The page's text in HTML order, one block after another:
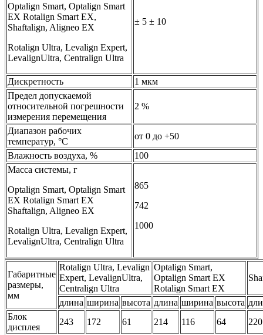
Optalign Smart, Optalign Smart
EX Rotalign Smart EX,
Shaftalign, Aligneo EX
Rotalign Ultra, Levalign Expert,
LevalignUltra, Centralign Ultra
± 5 ± 10
Дискретность
1 мкм
Предел допускаемой
относительной погрешности
измерения перемещения
2 %
Диапазон рабочих
температур, °С
от 0 до +50
Влажность воздуха, %
100
Масса системы, г
Optalign Smart, Optalign Smart
EX Rotalign Smart EX
Shaftalign, Aligneo EX
Rotalign Ultra, Levalign Expert,
LevalignUltra, Centralign Ultra
865
742
1000
Габаритные
размеры,
мм
Rotalign Ultra, Levalign
Expert, LevalignUltra,
Centralign Ultra
Optalign Smart,
Optalign Smart EX
Rotalign Smart EX
длина ширина высота длина ширина высота
Блок
дисплея
243 172 61 214 116 64
220